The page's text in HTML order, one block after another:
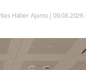
Haber Ajansı |